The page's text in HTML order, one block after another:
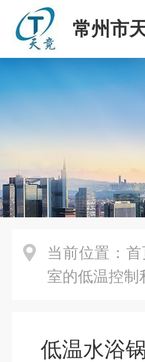
常州市
当前位置： 首
室的低温控制
低温水浴